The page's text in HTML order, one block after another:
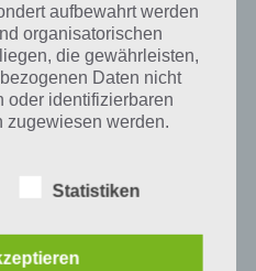
aufbewahrt werden
organisatorischen
die gewährleisten,
Daten nicht
oder identifizierbaren
zugewiesen werden.
für die Verarbeitung
für die Verarbeitung
Statistiken